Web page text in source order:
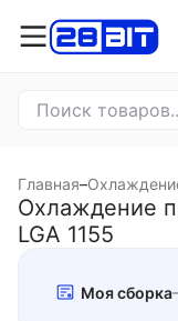
Главная–
Охлаждение
LGA 1155
Моя сборка